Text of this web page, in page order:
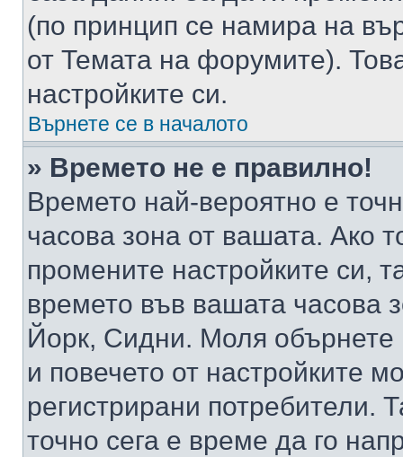
(по принцип се намира на
от Темата на форумите).
настройките си.
Върнете се в началото
» Времето не е правилно!
Времето най-вероятно е
часова зона от вашата. Ако
промените настройките си,
времето във вашата
Йорк, Сидни. Моля обърнете
и повечето от настройките
регистрирани потребители.
точно сега е време да го